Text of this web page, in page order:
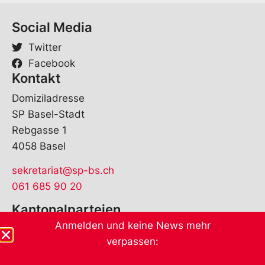
Social Media
Twitter
Facebook
Kontakt
Domiziladresse
SP Basel-Stadt
Rebgasse 1
4058 Basel
sekretariat@sp-bs.ch
061 685 90 20
Kantonalparteien
Anmelden und keine News mehr
verpassen: